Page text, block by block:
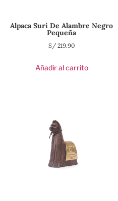
Alpaca Suri De Alambre Negro
Pequeña
S/ 219.90
Añadir al carrito